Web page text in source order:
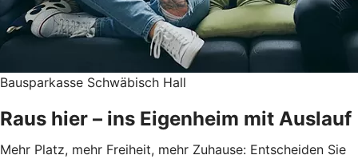
Bausparkasse Schwäbisch Hall
Raus hier – ins Eigenheim mit Auslauf
Mehr Platz, mehr Freiheit, mehr Zuhause: Entscheiden Sie